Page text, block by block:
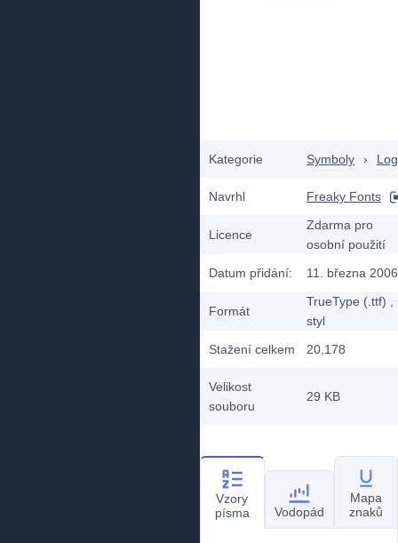
Kategorie Symboly ›
Navrhl Freaky Fonts
Licence
Zdarma pro
osobní použití
Datum přidání:
11. března 2006
Formát
TrueType (.ttf)
styl
Stažení celkem
20,178
Velikost
souboru
29 KB
Vzory
písma
Vodopád
Mapa
znaků